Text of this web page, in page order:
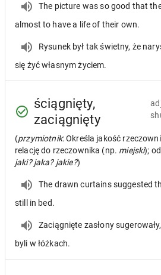
The picture was so good that
almost to have a life of their own.
Rysunek był tak świetny, że
się żyć własnym życiem.
ściągnięty,
zaciągnięty
(przymiotnik: Określa jakość
relację do rzeczownika (np. miejski);
jaki? jaka? jakie?)
The drawn curtains suggested
still in bed.
Zaciągnięte zasłony
byli w łóżkach.